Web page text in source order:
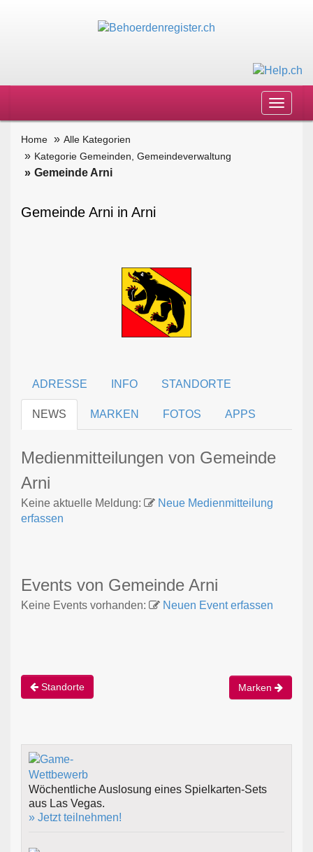
Toggle
Home
Alle Kategorien
Kategorie Gemeinden, Gemeindeverwaltung
Gemeinde Arni
Gemeinde Arni in Arni
ADRESSE INFO STANDORTE
NEWS MARKEN FOTOS APPS
Medienmitteilungen von Gemeinde
Arni
Keine aktuelle Meldung:
Neue Medienmitteilung
erfassen
Events von Gemeinde Arni
Keine Events vorhanden: Neuen Event erfassen
Standorte Marken
Wöchentliche Auslosung eines Spielkarten-Sets
aus Las Vegas.
» Jetzt teilnehmen!